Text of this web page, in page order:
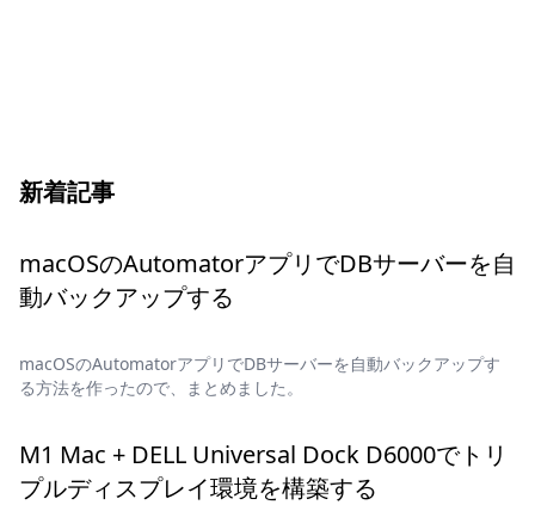
新着記事
macOSのAutomatorアプリでDBサーバーを自
動バックアップする
macOSのAutomatorアプリでDBサーバーを自動バックアップす
る方法を作ったので、まとめました。
M1 Mac + DELL Universal Dock D6000でトリ
プルディスプレイ環境を構築する